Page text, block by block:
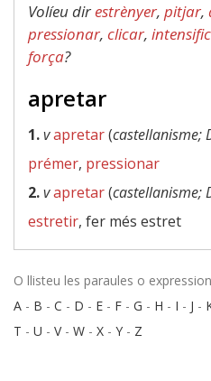
Volíeu direstrènyer, pitjar,
pressionar, clicar,
força?
apretar
1.vapretar(castellanisme;
prémer, pressionar
2.vapretar(castellanisme;
estretir, fer més estret
O llisteu les paraules o
A - B - C - D - E - F - G - H - I - J -
T - U - V- W - X - Y - Z